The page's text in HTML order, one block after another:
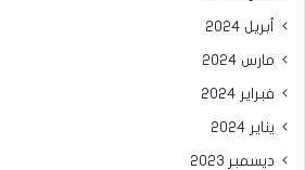
أبريل 2024
مارس 2024
فبراير 2024
يناير 2024
ديسمبر 2023